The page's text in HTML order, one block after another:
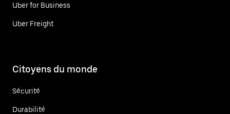
Uber for Business
Uber Freight
Citoyens du monde
Sécurité
Durabilité